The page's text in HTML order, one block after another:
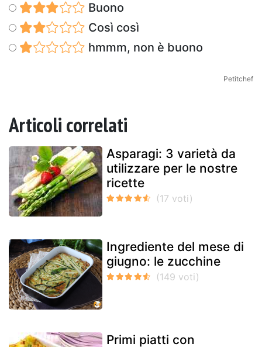
Buono
Così così
hmmm, non è buono
Petitchef
Articoli correlati
Asparagi: 3 varietà da
utilizzare per le nostre
ricette
Ingrediente del mese di
giugno: le zucchine
Primi piatti con